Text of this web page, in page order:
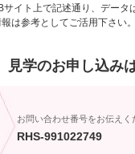
イト上で記述通り、デー
は参考としてご活用下さい。
見学のお申し込み
お問い合わせ番号をお伝えく
RHS-991022749